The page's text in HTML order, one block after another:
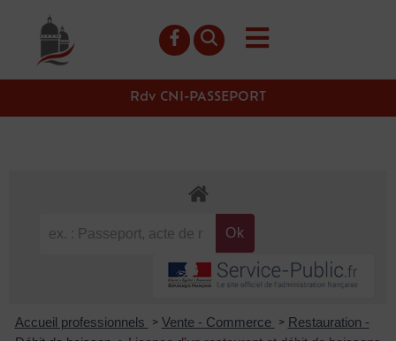
principal
Rdv CNI-PASSEPORT
Accueil professionnels > Vente - Commerce > Restauration -